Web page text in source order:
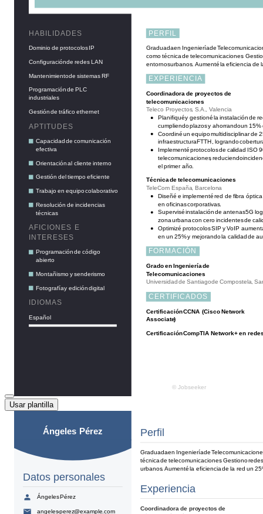
Usar plantilla